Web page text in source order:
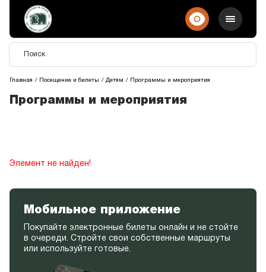
Главная Посещение и билеты Детям Программы и мероприятия
Программы и мероприятия
Элемент не найден!
Мобильное приложение
Покупайте электронные билеты онлайн и не стойте
в очереди. Стройте свои собственные маршруты
или используйте готовые.